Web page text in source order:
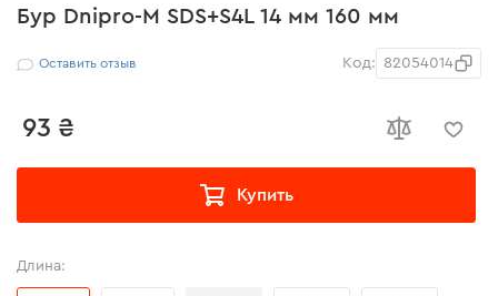
Бур Dnipro-M SDS+S4L 14 мм 160 мм
Оставить отзыв Код: 82054014
93 ₴
Купить
Длина: